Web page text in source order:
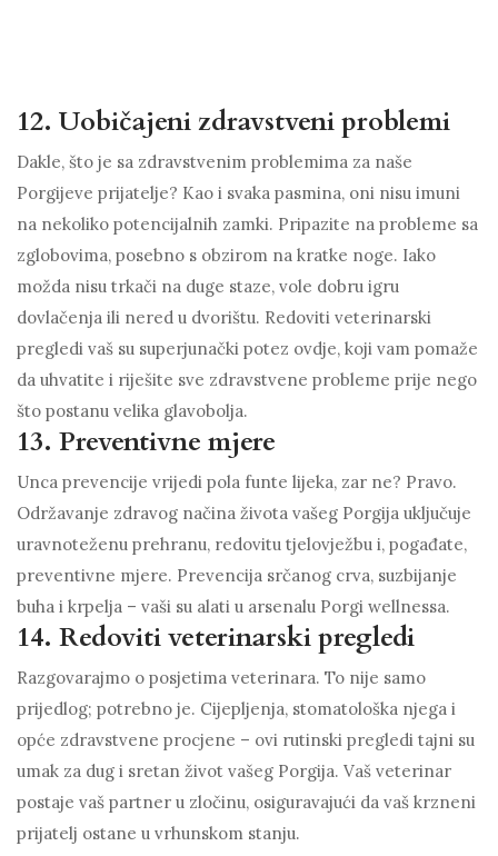
12. Uobičajeni zdravstveni problemi
Dakle, što je sa zdravstvenim problemima za naše
Porgijeve prijatelje? Kao i svaka pasmina, oni nisu imuni
na nekoliko potencijalnih zamki. Pripazite na probleme sa
zglobovima, posebno s obzirom na kratke noge. Iako
možda nisu trkači na duge staze, vole dobru igru ​​
dovlačenja ili nered u dvorištu. Redoviti veterinarski
pregledi vaš su superjunački potez ovdje, koji vam pomaže
da uhvatite i riješite sve zdravstvene probleme prije nego
što postanu velika glavobolja.
13. Preventivne mjere
Unca prevencije vrijedi pola funte lijeka, zar ne? Pravo.
Održavanje zdravog načina života vašeg Porgija uključuje
uravnoteženu prehranu, redovitu tjelovježbu i, pogađate,
preventivne mjere. Prevencija srčanog crva, suzbijanje
buha i krpelja – vaši su alati u arsenalu Porgi wellnessa.
14. Redoviti veterinarski pregledi
Razgovarajmo o posjetima veterinara. To nije samo
prijedlog; potrebno je. Cijepljenja, stomatološka njega i
opće zdravstvene procjene – ovi rutinski pregledi tajni su
umak za dug i sretan život vašeg Porgija. Vaš veterinar
postaje vaš partner u zločinu, osiguravajući da vaš krzneni
prijatelj ostane u vrhunskom stanju.